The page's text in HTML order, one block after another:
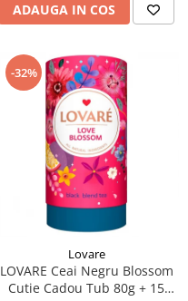
ADAUGA IN COS
-32%
Lovare
LOVARE Ceai Negru Blossom
Cutie Cadou Tub 80g + 15